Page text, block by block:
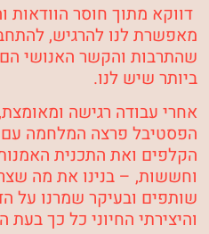
דווקא מתוך חוסר
מאפשרת לנו להרגיש,
שהתרבות והקשר האנושי
ביותר שיש לנו.
אחרי עבודה רגישה
הפסטיבל פרצה המלחמה
הקלפים ואת התכנית
וחששות, – בנינו את מה
שותפים ובעיקר שמרנו על
והיצירתי החיוני כל כך בעת